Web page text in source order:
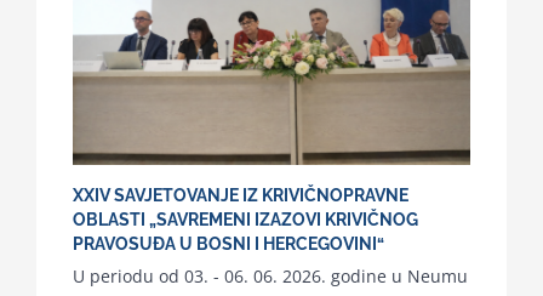
XXIV SAVJETOVANJE IZ KRIVIČNOPRAVNE
OBLASTI „SAVREMENI IZAZOVI KRIVIČNOG
PRAVOSUĐA U BOSNI I HERCEGOVINI“
U periodu od 03. - 06. 06. 2026. godine u Neumu